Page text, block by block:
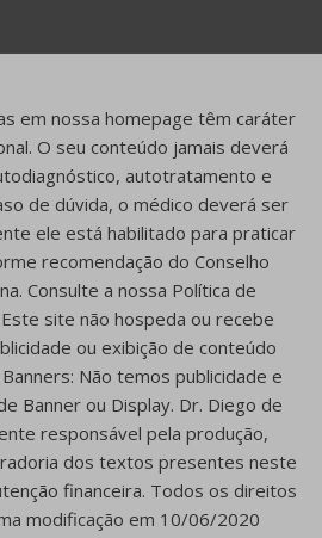
em nossa homepage têm caráter
O seu conteúdo jamais deverá
autotratamento e
de dúvida, o médico deverá ser
ele está habilitado para praticar
recomendação do Conselho
Consulte a nossa Política de
site não hospeda ou recebe
ou exibição de conteúdo
Não temos publicidade e
Banner ou Display. Dr. Diego de
responsável pela produção,
dos textos presentes neste
financeira. Todos os direitos
modificação em 10/06/2020